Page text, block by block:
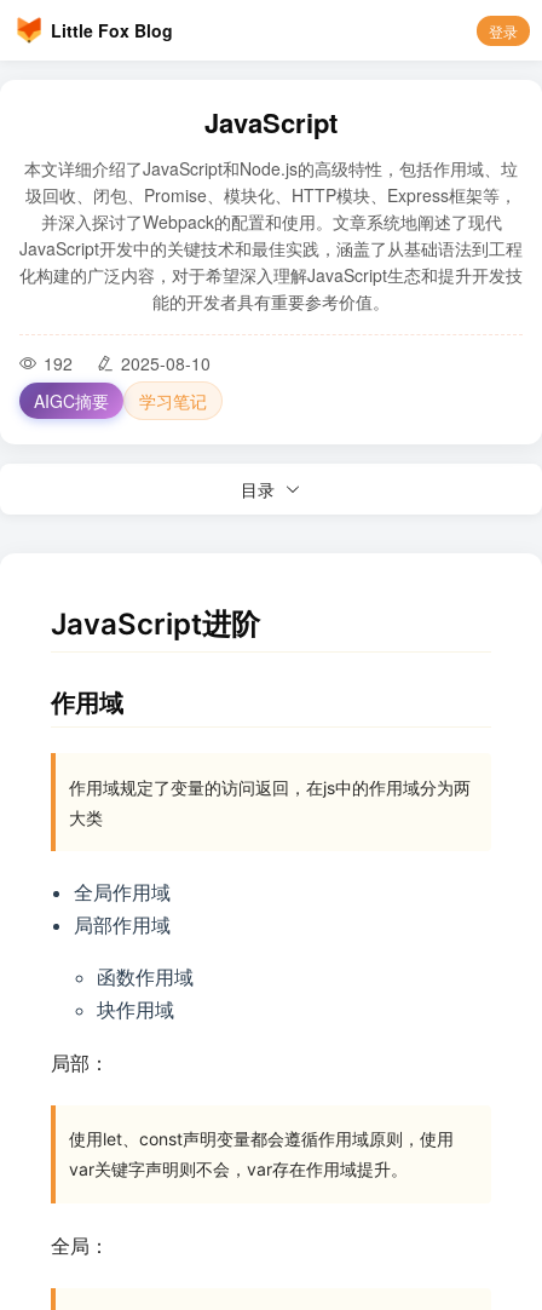
Little Fox Blog 登录
JavaScript
本文详细介绍了JavaScript和Node.js的高级特性，包括作用域、垃
圾回收、闭包、Promise、模块化、HTTP模块、Express框架等，
并深入探讨了Webpack的配置和使用。文章系统地阐述了现代
JavaScript开发中的关键技术和最佳实践，涵盖了从基础语法到工程
化构建的广泛内容，对于希望深入理解JavaScript生态和提升开发技
能的开发者具有重要参考价值。
192
2025-08-10
AIGC摘要
学习笔记
目录
JavaScript进阶
作用域
作用域规定了变量的访问返回，在js中的作用域分为两
大类
全局作用域
局部作用域
函数作用域
块作用域
局部：
使用let、const声明变量都会遵循作用域原则，使用
var关键字声明则不会，var存在作用域提升。
全局：